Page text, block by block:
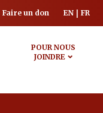
Faire un don EN FR
POUR NOUS
JOINDRE